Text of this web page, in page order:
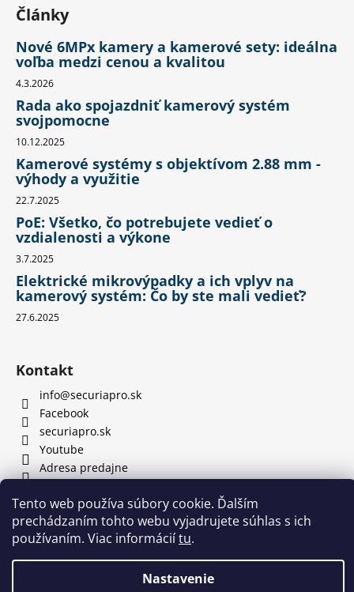
Tento web používa súbory cookie. Ďalším
prechádzaním tohto webu vyjadrujete súhlas s ich
používaním. Viac informáciítu.
Nastavenie
Články
Nové 6MPx kamery a kamerové sety: ideálna
voľba medzi cenou a kvalitou
4.3.2026
Rada ako spojazdniť kamerový systém
svojpomocne
10.12.2025
Kamerové systémy s objektívom 2.88 mm -
výhody a využitie
22.7.2025
PoE: Všetko, čo potrebujete vedieť o
vzdialenosti a výkone
3.7.2025
Elektrické mikrovýpadky a ich vplyv na
kamerový systém: Čo by ste mali vedieť?
27.6.2025
Kontakt
info@securiapro.sk
Facebook
securiapro.sk
Youtube
Adresa predajne